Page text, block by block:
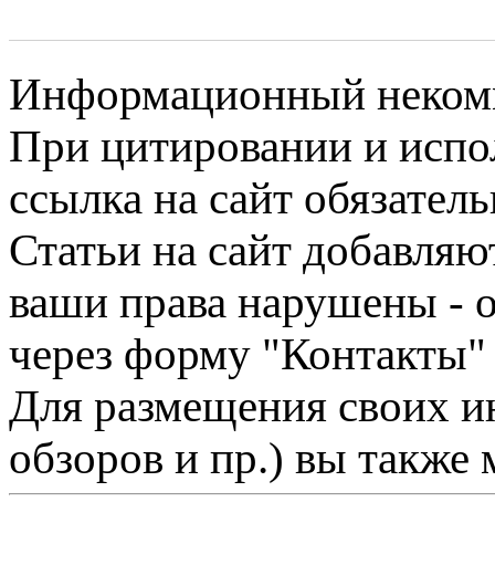
Информационный
При цитировании и
ссылка на сайт
Статьи на сайт
ваши права нарушены -
через форму "Контакты"
Для размещения своих
обзоров и пр.) вы также